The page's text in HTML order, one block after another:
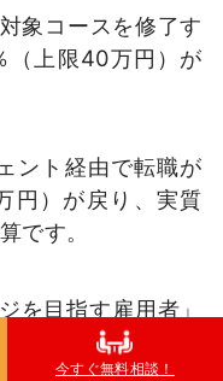
象コースを修了す
（上限40万円）が
ント経由で転職が
円）が戻り、実質
です。
を目指す雇用者」
談の参加が条件に
今すぐ無料相談！